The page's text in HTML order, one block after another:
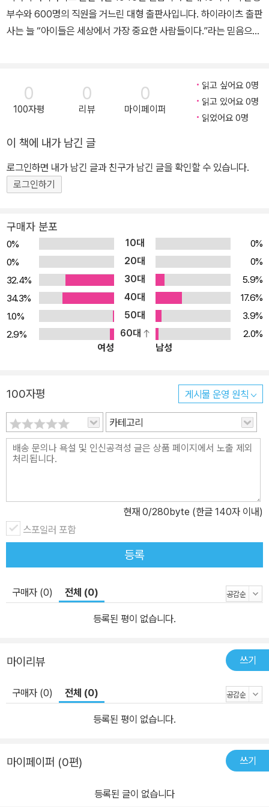
부수와 600명의 직원을 거느린 대형 출판사입니다. 하이라이츠 출판
사는 늘 “아이들은 세상에서 가장 중요한 사람들이다.”라는 믿음으로
까지도 많은 노력을 기울이고 있습니다. 하이라이츠는 미국의 교사들
과 부모들이 선정하는 ‘Teacher’s Choice Award’, ‘National Par
enting Publications Award’ 상을 받았습니다.
0
100자평
0
리뷰
0
마이페이퍼
읽고 싶어요 0명
읽고 있어요 0명
읽었어요 0명
이 책에 내가 남긴 글
로그인하면 내가 남긴 글과 친구가 남긴 글을 확인할 수 있습니다.
로그인하기
구매자 분포
0% 10대
0%
0%
20대
0%
32.4%
30대
5.9%
34.3%
40대
17.6%
1.0%
50대
3.9%
2.9%
60대
2.0%
여성
남성
100자평 게시물 운영 원칙
카테고리
현재 0/280byte (한글 140자 이내)
스포일러 포함
등록
구매자 (0) 전체 (0)
등록된 평이 없습니다.
마이리뷰 쓰기
구매자 (0) 전체 (0)
등록된 평이 없습니다.
마이페이퍼 (0편) 쓰기
등록된 글이 없습니다